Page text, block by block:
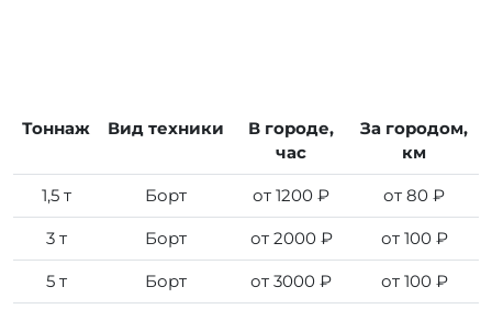
Тоннаж Вид техники
В городе,
час
За городом,
км
1,5 т Борт от 1200 ₽ от 80 ₽
3 т Борт от 2000 ₽ от 100 ₽
5 т Борт от 3000 ₽ от 100 ₽